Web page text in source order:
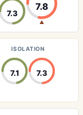
7.3
7.8
▲
ISOLATION
7.1 7.3